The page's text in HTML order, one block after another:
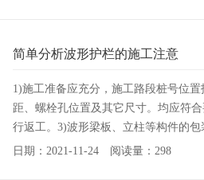
简单分析波形护栏的施工注意
1)施工准备应充分，施工路段桩号位
距、螺栓孔位置及其它尺寸。均应符
行返工。3)波形梁板、立柱等构件的
日期：2021-11-24 阅读量：298